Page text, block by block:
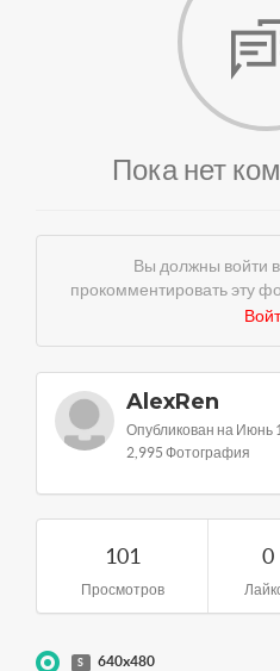
Пока нет
Вы должны войти
прокомментировать эту
AlexRen
Опубликован на Июнь
2,995 Фотография
101
Просмотров
0
S 640x480